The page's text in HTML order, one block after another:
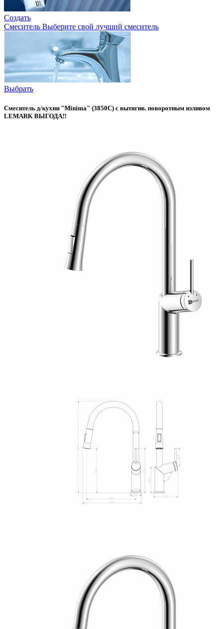
Создать
Смеситель Выберите свой лучший смеситель
Выбрать
Смеситель д/кухни "Minima" (3850C) с вытягив. поворотным изливом
LEMARK ВЫГОДА!!